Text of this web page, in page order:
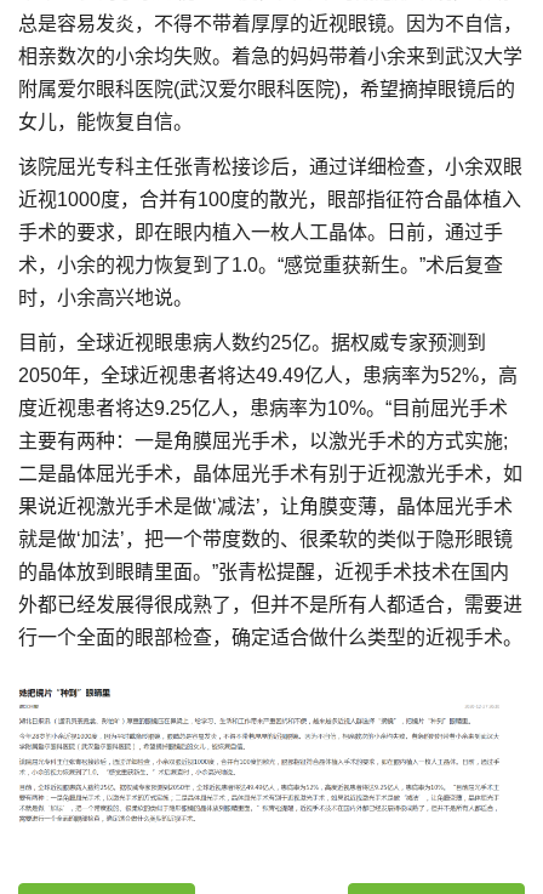
总是容易发炎，不得不带着厚厚的近视眼镜。因为不自信，
相亲数次的小余均失败。着急的妈妈带着小余来到武汉大学
附属爱尔眼科医院(武汉爱尔眼科医院)，希望摘掉眼镜后的
女儿，能恢复自信。
该院屈光专科主任张青松接诊后，通过详细检查，小余双眼
近视1000度，合并有100度的散光，眼部指征符合晶体植入
手术的要求，即在眼内植入一枚人工晶体。日前，通过手
术，小余的视力恢复到了1.0。“感觉重获新生。”术后复查
时，小余高兴地说。
目前，全球近视眼患病人数约25亿。据权威专家预测到
2050年，全球近视患者将达49.49亿人，患病率为52%，高
度近视患者将达9.25亿人，患病率为10%。“目前屈光手术
主要有两种：一是角膜屈光手术，以激光手术的方式实施;
二是晶体屈光手术，晶体屈光手术有别于近视激光手术，如
果说近视激光手术是做‘减法’，让角膜变薄，晶体屈光手术
就是做‘加法’，把一个带度数的、很柔软的类似于隐形眼镜
的晶体放到眼睛里面。”张青松提醒，近视手术技术在国内
外都已经发展得很成熟了，但并不是所有人都适合，需要进
行一个全面的眼部检查，确定适合做什么类型的近视手术。